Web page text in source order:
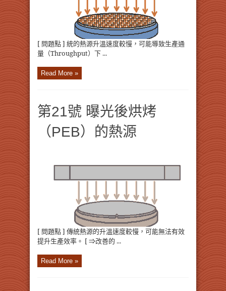
[ 問題點 ] 統的熱源升溫速度較慢，可能導致生產通
量（Throughput）下 ...
Read More »
第21號 曝光後烘烤
（PEB）的熱源
[ 問題點 ] 傳統熱源的升溫速度較慢，可能無法有效
提升生產效率。 [ ⇒改善的 ...
Read More »